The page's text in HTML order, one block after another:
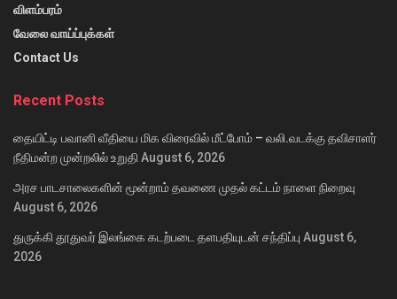
விளம்பரம்
வேலை வாய்ப்புக்கள்
Contact Us
Recent Posts
தையிட்டி பவானி வீதியை மிக விரைவில் மீட்போம் – வலி.வடக்கு தவிசாளர்
நீதிமன்ற முன்றலில் உறுதி August 6, 2026
அரச பாடசாலைகளின் மூன்றாம் தவணை முதல் கட்டம் நாளை நிறைவு
August 6, 2026
துருக்கி தூதுவர் இலங்கை கடற்படை தளபதியுடன் சந்திப்பு August 6,
2026